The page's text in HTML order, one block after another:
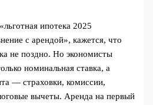
ипотека 2025
с арендой», кажется, что
не поздно. Но экономисты
номинальная ставка, а
— страховки, комиссии,
вычеты. Аренда на первый